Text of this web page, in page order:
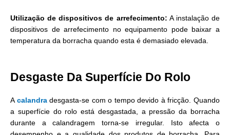
Utilização de dispositivos de arrefecimento: A instalação de
dispositivos de arrefecimento no equipamento pode baixar a
temperatura da borracha quando esta é demasiado elevada.
Desgaste Da Superfície Do Rolo
A calandradesgasta-se com o tempo devido à fricção. Quando
a superfície do rolo está desgastada, a pressão da borracha
durante a calandragem torna-se irregular. Isto afecta o